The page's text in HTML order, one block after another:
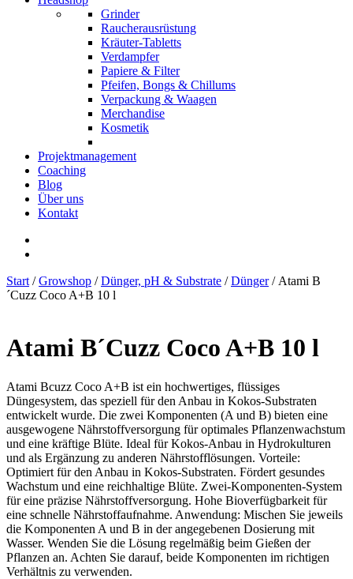
Grinder
Raucherausrüstung
Kräuter-Tabletts
Verdampfer
Papiere & Filter
Pfeifen, Bongs & Chillums
Verpackung & Waagen
Merchandise
Kosmetik
Projektmanagement
Coaching
Blog
Über uns
Kontakt
Start /Growshop /Dünger, pH & Substrate /Dünger/ Atami B
´Cuzz Coco A+B 10 l
Atami B´Cuzz Coco A+B 10 l
Atami Bcuzz Coco A+B ist ein hochwertiges, flüssiges
Düngesystem, das speziell für den Anbau in Kokos-Substraten
entwickelt wurde. Die zwei Komponenten (A und B) bieten eine
ausgewogene Nährstoffversorgung für optimales Pflanzenwachstum
und eine kräftige Blüte. Ideal für Kokos-Anbau in Hydrokulturen
und als Ergänzung zu anderen Nährstofflösungen. Vorteile:
Optimiert für den Anbau in Kokos-Substraten. Fördert gesundes
Wachstum und eine reichhaltige Blüte. Zwei-Komponenten-System
für eine präzise Nährstoffversorgung. Hohe Bioverfügbarkeit für
eine schnelle Nährstoffaufnahme. Anwendung: Mischen Sie jeweils
die Komponenten A und B in der angegebenen Dosierung mit
Wasser. Wenden Sie die Lösung regelmäßig beim Gießen der
Pflanzen an. Achten Sie darauf, beide Komponenten im richtigen
Verhältnis zu verwenden.